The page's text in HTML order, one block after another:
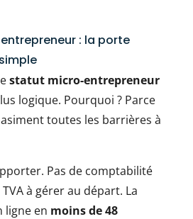
: la porte
statut micro-entrepreneur
logique. Pourquoi ? Parce
toutes les barrières à
Pas de comptabilité
à gérer au départ. La
ligne en moins de 48